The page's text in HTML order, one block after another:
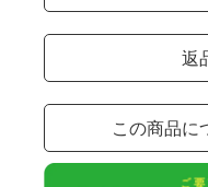
返
この商品に